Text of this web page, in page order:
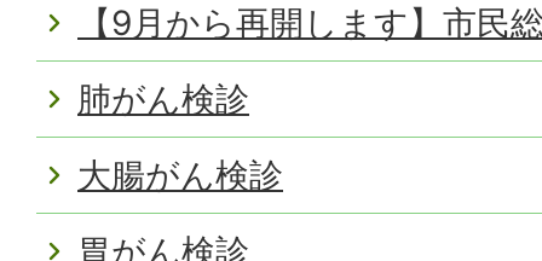
【9月から再開します】市民
肺がん検診
大腸がん検診
胃がん検診